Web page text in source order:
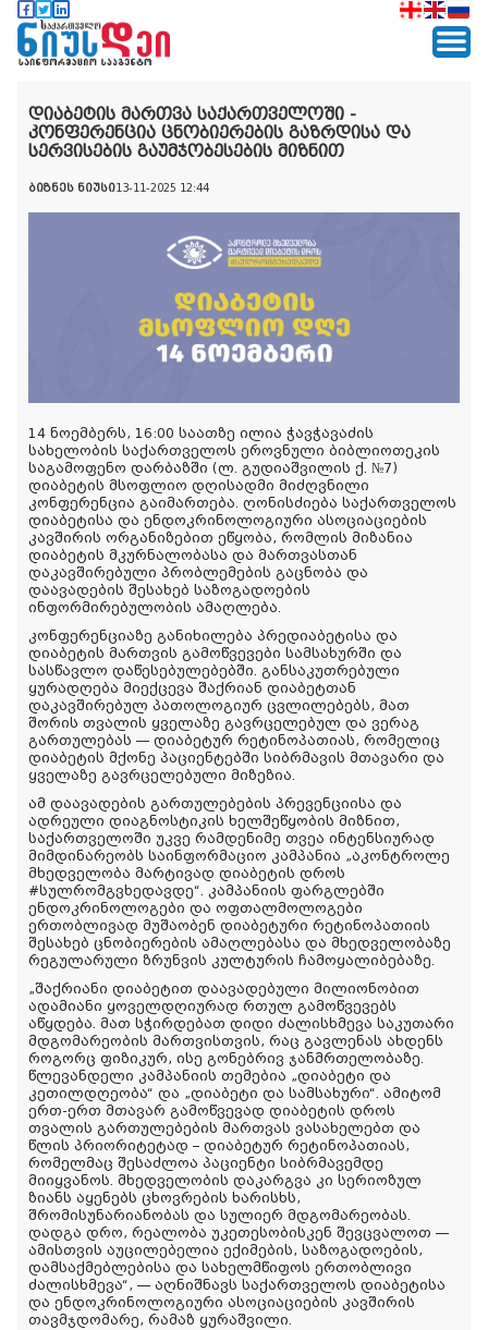
დიაბეტის მართვა საქართველოში -
კონფერენცია ცნობიერების გაზრდისა და
სერვისების გაუმჯობესების მიზნით
ბიზნეს ნიუსი13-11-2025 12:44
14 ნოემბერს, 16:00 საათზე ილია ჭავჭავაძის
სახელობის საქართველოს ეროვნული ბიბლიოთეკის
საგამოფენო დარბაზში (ლ. გუდიაშვილის ქ. №7)
დიაბეტის მსოფლიო დღისადმი მიძღვნილი
კონფერენცია გაიმართება. ღონისძიება საქართველოს
დიაბეტისა და ენდოკრინოლოგიური ასოციაციების
კავშირის ორგანიზებით ეწყობა, რომლის მიზანია
დიაბეტის მკურნალობასა და მართვასთან
დაკავშირებული პრობლემების გაცნობა და
დაავადების შესახებ საზოგადოების
ინფორმირებულობის ამაღლება.
კონფერენციაზე განიხილება პრედიაბეტისა და
დიაბეტის მართვის გამოწვევები სამსახურში და
სასწავლო დაწესებულებებში. განსაკუთრებული
ყურადღება მიექცევა შაქრიან დიაბეტთან
დაკავშირებულ პათოლოგიურ ცვლილებებს, მათ
შორის თვალის ყველაზე გავრცელებულ და ვერაგ
გართულებას — დიაბეტურ რეტინოპათიას, რომელიც
დიაბეტის მქონე პაციენტებში სიბრმავის მთავარი და
ყველაზე გავრცელებული მიზეზია.
ამ დაავადების გართულებების პრევენციისა და
ადრეული დიაგნოსტიკის ხელშეწყობის მიზნით,
საქართველოში უკვე რამდენიმე თვეა ინტენსიურად
მიმდინარეობს საინფორმაციო კამპანია „აკონტროლე
მხედველობა მარტივად დიაბეტის დროს
#სულრომგვხედავდე“. კამპანიის ფარგლებში
ენდოკრინოლოგები და ოფთალმოლოგები
ერთობლივად მუშაობენ დიაბეტური რეტინოპათიის
შესახებ ცნობიერების ამაღლებასა და მხედველობაზე
რეგულარული ზრუნვის კულტურის ჩამოყალიბებაზე.
„შაქრიანი დიაბეტით დაავადებული მილიონობით
ადამიანი ყოველდღიურად რთულ გამოწვევებს
აწყდება. მათ სჭირდებათ დიდი ძალისხმევა საკუთარი
მდგომარეობის მართვისთვის, რაც გავლენას ახდენს
როგორც ფიზიკურ, ისე გონებრივ ჯანმრთელობაზე.
წლევანდელი კამპანიის თემებია „დიაბეტი და
კეთილდღეობა“ და „დიაბეტი და სამსახური“. ამიტომ
ერთ-ერთ მთავარ გამოწვევად დიაბეტის დროს
თვალის გართულებების მართვას ვასახელებთ და
წლის პრიორიტეტად – დიაბეტურ რეტინოპათიას,
რომელმაც შესაძლოა პაციენტი სიბრმავემდე
მიიყვანოს. მხედველობის დაკარგვა კი სერიოზულ
ზიანს აყენებს ცხოვრების ხარისხს,
შრომისუნარიანობას და სულიერ მდგომარეობას.
დადგა დრო, რეალობა უკეთესობისკენ შევცვალოთ —
ამისთვის აუცილებელია ექიმების, საზოგადოების,
დამსაქმებლებისა და სახელმწიფოს ერთობლივი
ძალისხმევა“, — აღნიშნავს საქართველოს დიაბეტისა
და ენდოკრინოლოგიური ასოციაციების კავშირის
თავმჯდომარე, რამაზ ყურაშვილი.